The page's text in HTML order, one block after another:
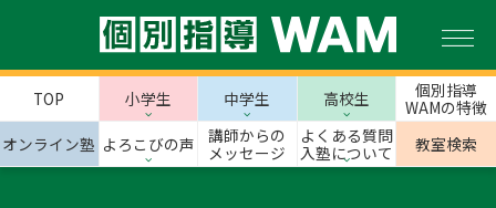
TOP 小学生 中学生 高校生
個別指導
WAMの特徴
オンライン塾 よろこびの声
講師からの
メッセージ
よくある質問
入塾について
教室検索